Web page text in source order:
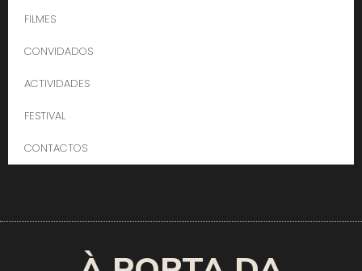
FILMES
CONVIDADOS
ACTIVIDADES
FESTIVAL
CONTACTOS